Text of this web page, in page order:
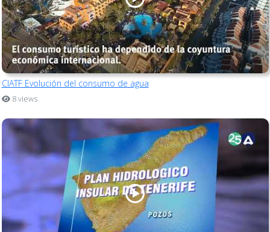
CIATF Evolución del consumo de agua
8 views